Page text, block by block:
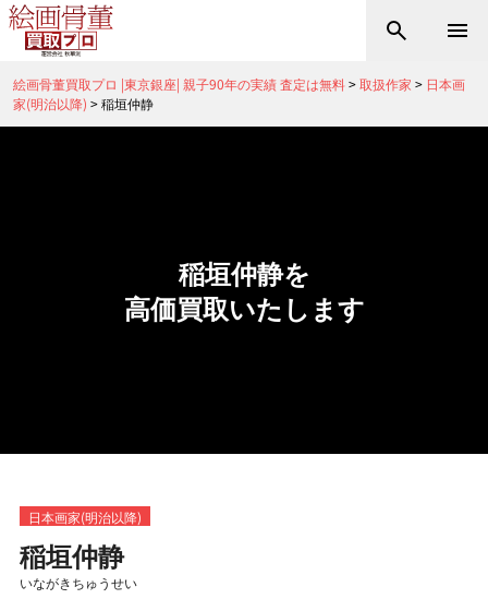
絵画骨董買取プロ |東京銀座| 親子90年の実績 査定は無料>取扱作家 > 日本画
家(明治以降) >稲垣仲静
稲垣仲静を
高価買取いたします
日本画家(明治以降)
稲垣仲静
いながきちゅうせい